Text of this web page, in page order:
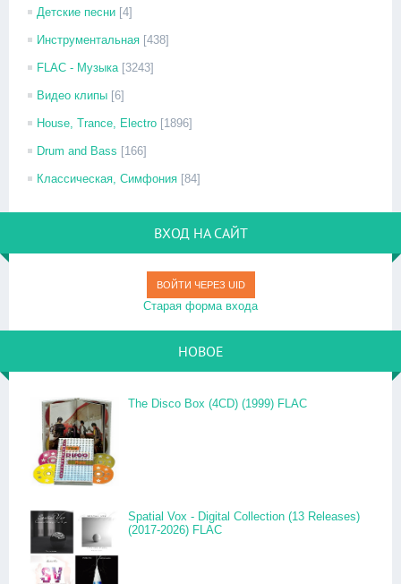
Детские песни [4]
Инструментальная [438]
FLAC - Музыка [3243]
Видео клипы [6]
House, Trance, Electro [1896]
Drum and Bass [166]
Классическая, Симфония [84]
ВХОД НА САЙТ
ВОЙТИ ЧЕРЕЗ UID
Старая форма входа
НОВОЕ
The Disco Box (4CD) (1999) FLAC
Spatial Vox - Digital Collection (13 Releases)
(2017-2026) FLAC